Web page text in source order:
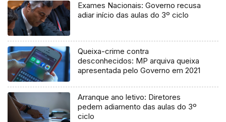
Exames Nacionais: Governo recusa
adiar início das aulas do 3º ciclo
Queixa-crime contra
desconhecidos: MP arquiva queixa
apresentada pelo Governo em 2021
Arranque ano letivo: Diretores
pedem adiamento das aulas do 3º
ciclo